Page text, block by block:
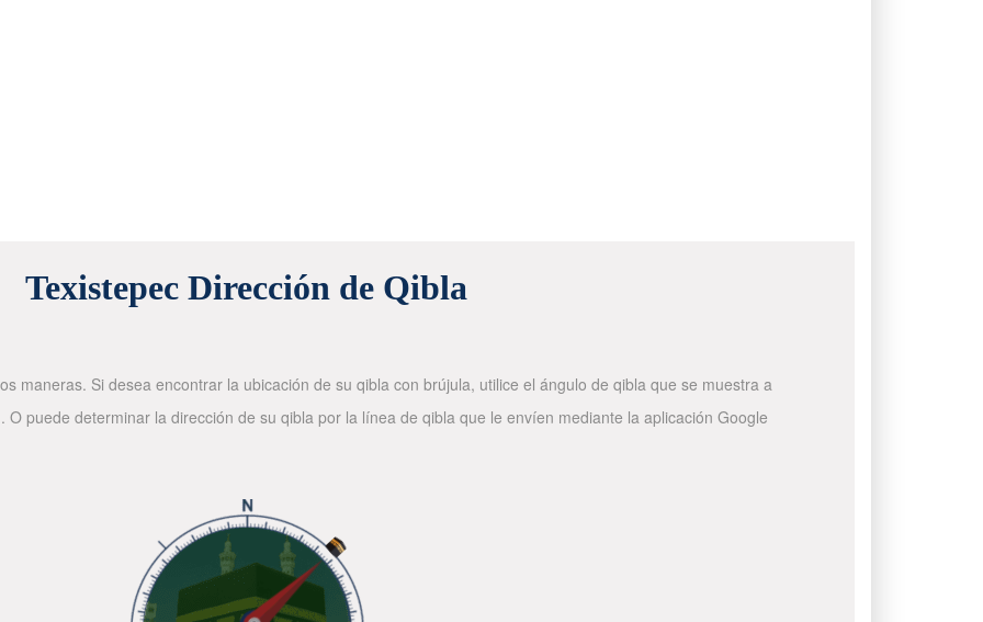
Texistepec Dirección de Qibla
maneras. Si desea encontrar la ubicación de su qibla con brújula, utilice el ángulo de qibla que se muestra a
puede determinar la dirección de su qibla por la línea de qibla que le envíen mediante la aplicación Google